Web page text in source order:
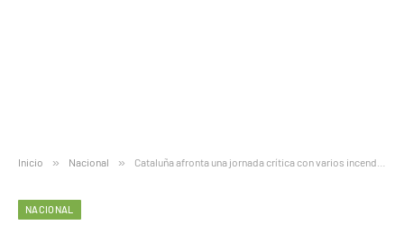
Inicio » Nacional » Cataluña afronta una jornada crítica con varios incendios activos: el calor extremo mantiene en máxima alerta a los equipos de emergencia
NACIONAL